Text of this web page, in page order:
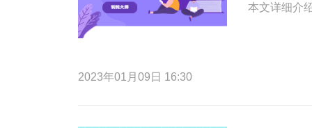
本文详细介
2023年01月09日 16:30